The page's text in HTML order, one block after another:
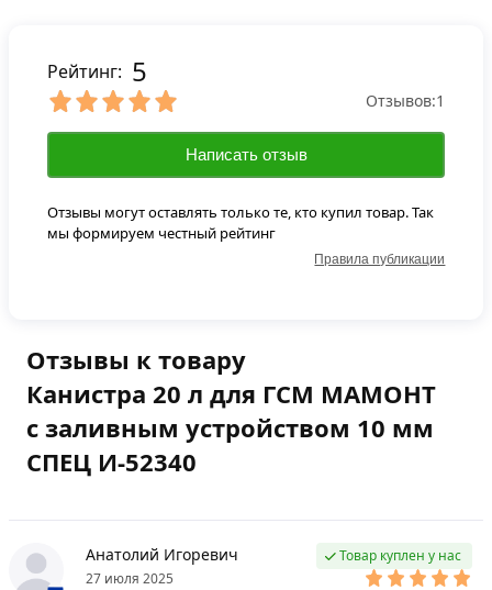
Отзывы к товару
Канистра 20 л для ГСМ МАМОНТ
с заливным устройством 10 мм
СПЕЦ И-52340
Анатолий Игоревич
27 июля 2025
Товар куплен у нас
Рейтинг: 5
Отзывов:1
Написать отзыв
Отзывы могут оставлять только те, кто купил товар. Так
мы формируем честный рейтинг
Правила публикации